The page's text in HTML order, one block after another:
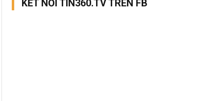
KẾT NỐI TIN360.TV TRÊN FB